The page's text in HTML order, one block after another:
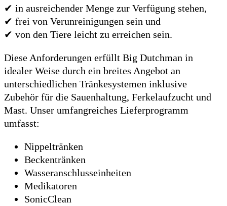
✔ in ausreichender Menge zur Verfügung stehen,
✔ frei von Verunreinigungen sein und
✔ von den Tiere leicht zu erreichen sein.
Diese Anforderungen erfüllt Big Dutchman in
idealer Weise durch ein breites Angebot an
unterschiedlichen Tränkesystemen inklusive
Zubehör für die Sauenhaltung, Ferkelaufzucht und
Mast. Unser umfangreiches Lieferprogramm
umfasst:
Nippeltränken
Beckentränken
Wasseranschlusseinheiten
Medikatoren
SonicClean